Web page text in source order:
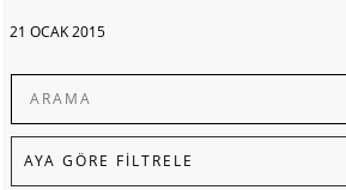
21 OCAK 2015